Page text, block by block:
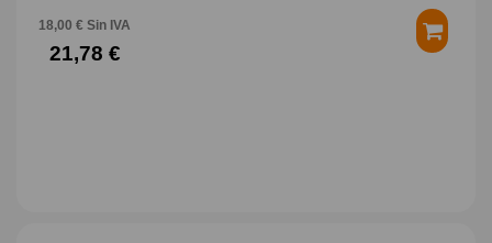
18,00 € Sin IVA
21,78 €